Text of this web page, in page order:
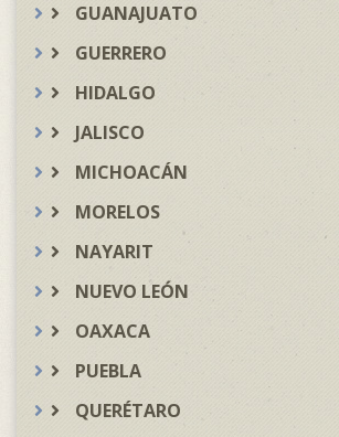
GUANAJUATO
GUERRERO
HIDALGO
JALISCO
MICHOACÁN
MORELOS
NAYARIT
NUEVO LEÓN
OAXACA
PUEBLA
QUERÉTARO